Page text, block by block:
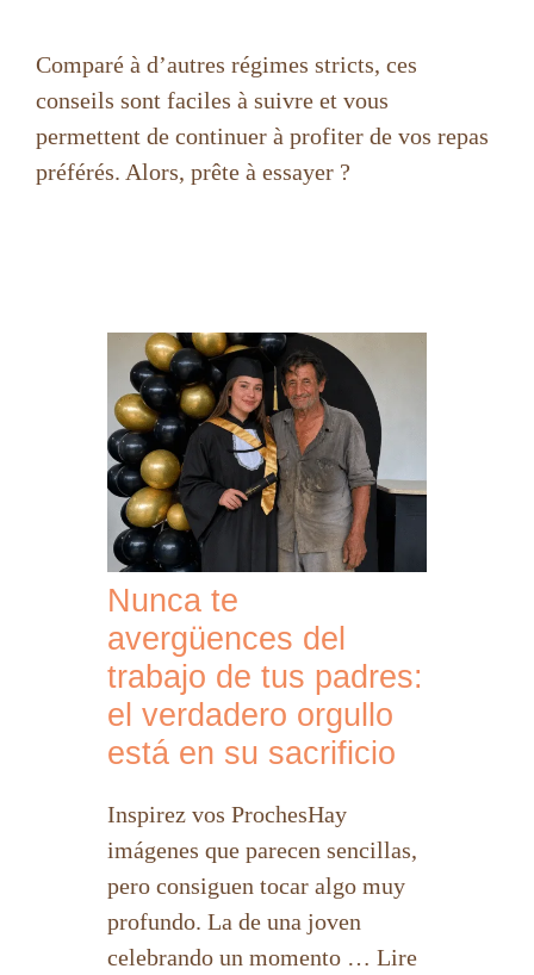
Comparé à d’autres régimes stricts, ces
conseils sont faciles à suivre et vous
permettent de continuer à profiter de vos repas
préférés. Alors, prête à essayer ?
Nunca te
avergüences del
trabajo de tus padres:
el verdadero orgullo
está en su sacrificio
Inspirez vos ProchesHay
imágenes que parecen sencillas,
pero consiguen tocar algo muy
profundo. La de una joven
celebrando un momento … Lire